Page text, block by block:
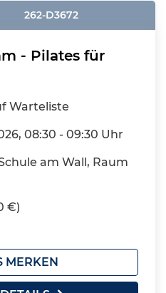
262-D3672
- Pilates für
Warteliste
08:30 - 09:30 Uhr
am Wall, Raum
€)
MERKEN